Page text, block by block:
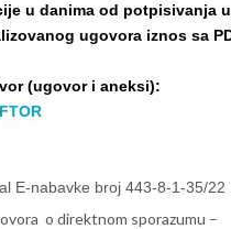
u danima od potpisivanja
ugovora iznos sa
(ugovor i aneksi):
E-nabavke broj 443-8-1-35/22
o direktnom sporazumu –